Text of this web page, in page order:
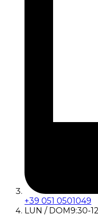
+39 051 0501049
LUN / DOM9:30-